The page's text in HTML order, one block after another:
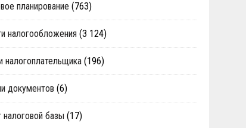
планирование (763)
налогообложения (3 124)
налогоплательщика (196)
документов (6)
налоговой базы (17)